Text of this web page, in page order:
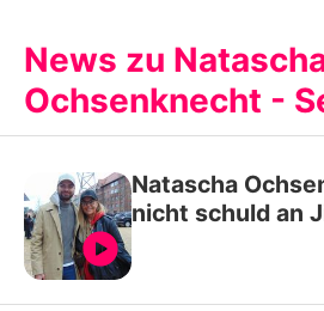
Stars
Filme &
Familie &
News zu
Ochsenknecht -
Natascha
nicht schuld an